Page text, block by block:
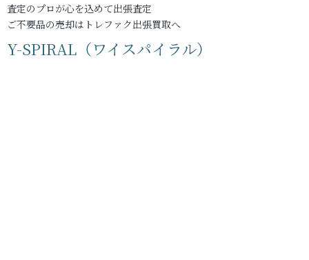
査定のプロが心を込めて出張査定
ご不要品の売却はトレファク出張買取へ
Y-SPIRAL（ワイスパイラル）